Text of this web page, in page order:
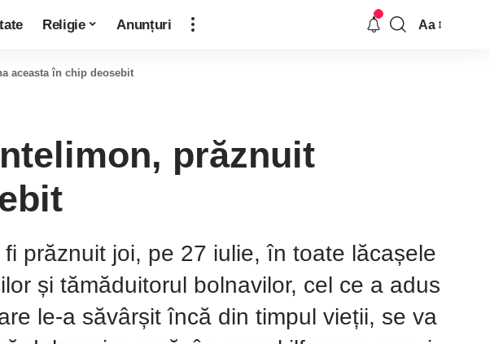
Religie Anunțuri Aa
aceasta în chip deosebit
prăznuit
prăznuit joi, pe 27 iulie, în toate lăcașele
și tămăduitorul bolnavilor, cel ce a adus
le-a săvârșit încă din timpul vieții, se va